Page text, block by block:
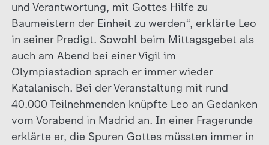
und Verantwortung, mit Gottes Hilfe zu
Baumeistern der Einheit zu werden“, erklärte Leo
in seiner Predigt. Sowohl beim Mittagsgebet als
auch am Abend bei einer Vigil im
Olympiastadion sprach er immer wieder
Katalanisch. Bei der Veranstaltung mit rund
40.000 Teilnehmenden knüpfte Leo an Gedanken
vom Vorabend in Madrid an. In einer Fragerunde
erklärte er, die Spuren Gottes müssten immer in